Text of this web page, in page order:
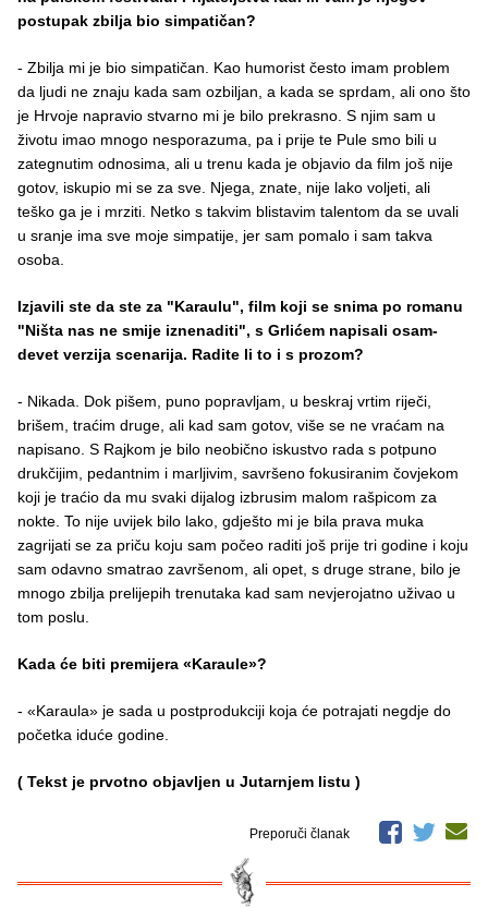
postupak zbilja bio simpatičan?
- Zbilja mi je bio simpatičan. Kao humorist često imam problem
da ljudi ne znaju kada sam ozbiljan, a kada se sprdam, ali ono što
je Hrvoje napravio stvarno mi je bilo prekrasno. S njim sam u
životu imao mnogo nesporazuma, pa i prije te Pule smo bili u
zategnutim odnosima, ali u trenu kada je objavio da film još nije
gotov, iskupio mi se za sve. Njega, znate, nije lako voljeti, ali
teško ga je i mrziti. Netko s takvim blistavim talentom da se uvali
u sranje ima sve moje simpatije, jer sam pomalo i sam takva
osoba.
Izjavili ste da ste za "Karaulu", film koji se snima po romanu
"Ništa nas ne smije iznenaditi", s Grlićem napisali osam-
devet verzija scenarija. Radite li to i s prozom?
- Nikada. Dok pišem, puno popravljam, u beskraj vrtim riječi,
brišem, traćim druge, ali kad sam gotov, više se ne vraćam na
napisano. S Rajkom je bilo neobično iskustvo rada s potpuno
drukčijim, pedantnim i marljivim, savršeno fokusiranim čovjekom
koji je traćio da mu svaki dijalog izbrusim malom rašpicom za
nokte. To nije uvijek bilo lako, gdješto mi je bila prava muka
zagrijati se za priču koju sam počeo raditi još prije tri godine i koju
sam odavno smatrao završenom, ali opet, s druge strane, bilo je
mnogo zbilja prelijepih trenutaka kad sam nevjerojatno uživao u
tom poslu.
Kada će biti premijera «Karaule»?
- «Karaula» je sada u postprodukciji koja će potrajati negdje do
početka iduće godine.
( Tekst je prvotno objavljen u Jutarnjem listu )
Preporuči članak